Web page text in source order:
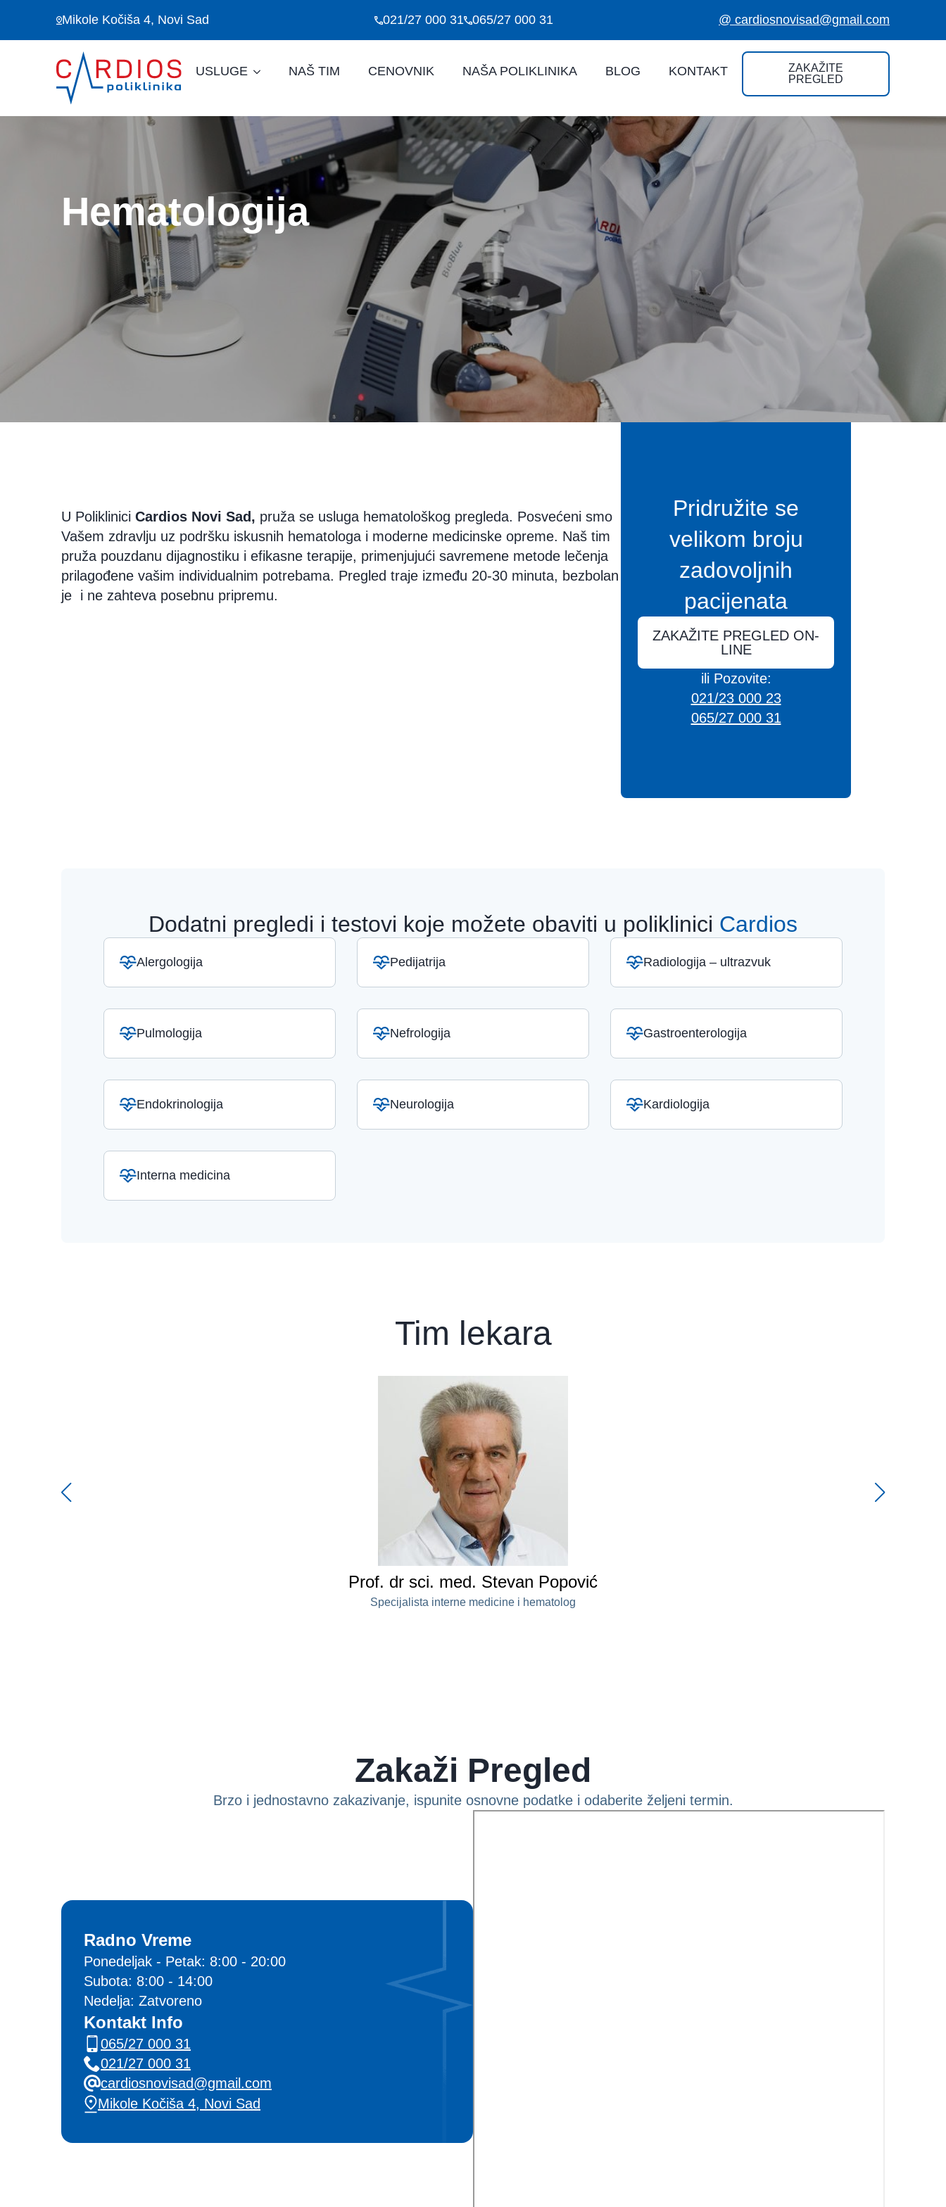
Mikole Kočiša 4, Novi Sad 021/27 000 31 065/27 000 31 @ cardiosnovisad@gmail.com
USLUGE NAŠ TIM CENOVNIK NAŠA POLIKLINIKA BLOG KONTAKT
ZAKAŽITE
PREGLED
Hematologija
U Poliklinici Cardios Novi Sad, pruža se usluga hematološkog pregleda. Posvećeni smo
Vašem zdravlju uz podršku iskusnih hematologa i moderne medicinske opreme. Naš tim
pruža pouzdanu dijagnostiku i efikasne terapije, primenjujući savremene metode lečenja
prilagođene vašim individualnim potrebama. Pregled traje između 20-30 minuta, bezbolan
je i ne zahteva posebnu pripremu.
Pridružite se
velikom broju
zadovoljnih
pacijenata
ZAKAŽITE PREGLED ON-
LINE
ili Pozovite:
021/23 000 23
065/27 000 31
Dodatni pregledi i testovi koje možete obaviti u poliklinici Cardios
Alergologija Pedijatrija Radiologija – ultrazvuk
Pulmologija Nefrologija Gastroenterologija
Endokrinologija Neurologija Kardiologija
Interna medicina
Tim lekara
Prof. dr sci. med. Stevan Popović
Specijalista interne medicine i hematolog
Zakaži Pregled
Brzo i jednostavno zakazivanje, ispunite osnovne podatke i odaberite željeni termin.
Radno Vreme
Ponedeljak - Petak: 8:00 - 20:00
Subota: 8:00 - 14:00
Nedelja: Zatvoreno
Kontakt Info
065/27 000 31
021/27 000 31
cardiosnovisad@gmail.com
Mikole Kočiša 4, Novi Sad